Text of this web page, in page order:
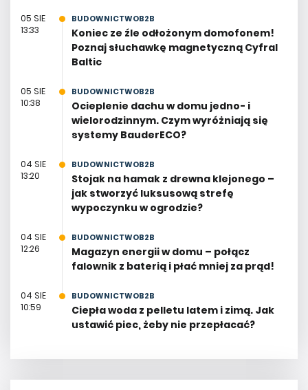
05 SIE
13:33
BUDOWNICTWOB2B
Koniec ze źle odłożonym domofonem!
Poznaj słuchawkę magnetyczną Cyfral
Baltic
05 SIE
10:38
BUDOWNICTWOB2B
Ocieplenie dachu w domu jedno- i
wielorodzinnym. Czym wyróżniają się
systemy BauderECO?
04 SIE
13:20
BUDOWNICTWOB2B
Stojak na hamak z drewna klejonego –
jak stworzyć luksusową strefę
wypoczynku w ogrodzie?
04 SIE
12:26
BUDOWNICTWOB2B
Magazyn energii w domu – połącz
falownik z baterią i płać mniej za prąd!
04 SIE
10:59
BUDOWNICTWOB2B
Ciepła woda z pelletu latem i zimą. Jak
ustawić piec, żeby nie przepłacać?